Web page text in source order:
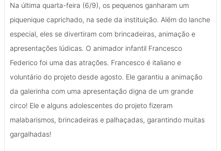
Na última quarta-feira (6/9), os pequenos ganharam um
piquenique caprichado, na sede da instituição. Além do lanche
especial, eles se divertiram com brincadeiras, animação e
apresentações lúdicas. O animador infantil Francesco
Federico foi uma das atrações. Francesco é italiano e
voluntário do projeto desde agosto. Ele garantiu a animação
da galerinha com uma apresentação digna de um grande
circo! Ele e alguns adolescentes do projeto fizeram
malabarismos, brincadeiras e palhaçadas, garantindo muitas
gargalhadas!